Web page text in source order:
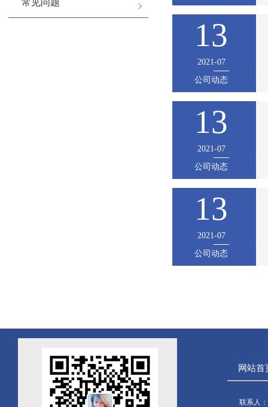
常见问题
13
2021-07
公司动态
13
2021-07
公司动态
13
2021-07
公司动态
网站首
联系人